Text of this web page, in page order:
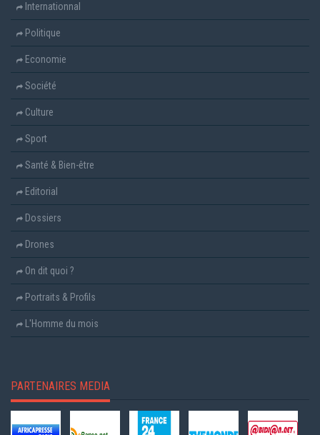
Internationnal
Politique
Economie
Société
Culture
Sport
Santé & Bien-être
Editorial
Dossiers
Drones
On dit quoi ?
Portraits & Profils
L'Homme du mois
PARTENAIRES MEDIA